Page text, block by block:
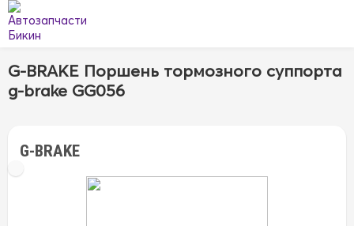
G-BRAKE Поршень тормозного суппорта
g-brake GG056
G-BRAKE